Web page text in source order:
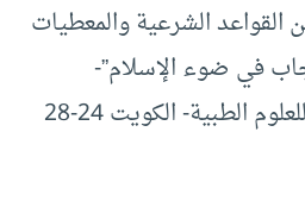
الشرعية والمعطيات
في ضوء الإسلام”-
المنظمة الإسلامية للعلوم الطبية- الكويت 24-28